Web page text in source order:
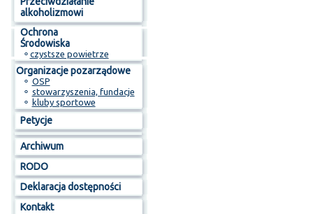
alkoholizmowi
Ochrona
Środowiska
⚬ czystsze powietrze
Organizacje pozarządowe
⚬ OSP
⚬ stowarzyszenia, fundacje
⚬ kluby sportowe
Petycje
Archiwum
RODO
Deklaracja dostępności
Kontakt